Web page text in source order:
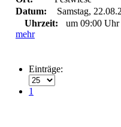
Datum:
Samstag,
Uhrzeit:
um 09:00 Uhr
mehr
Einträge:
1